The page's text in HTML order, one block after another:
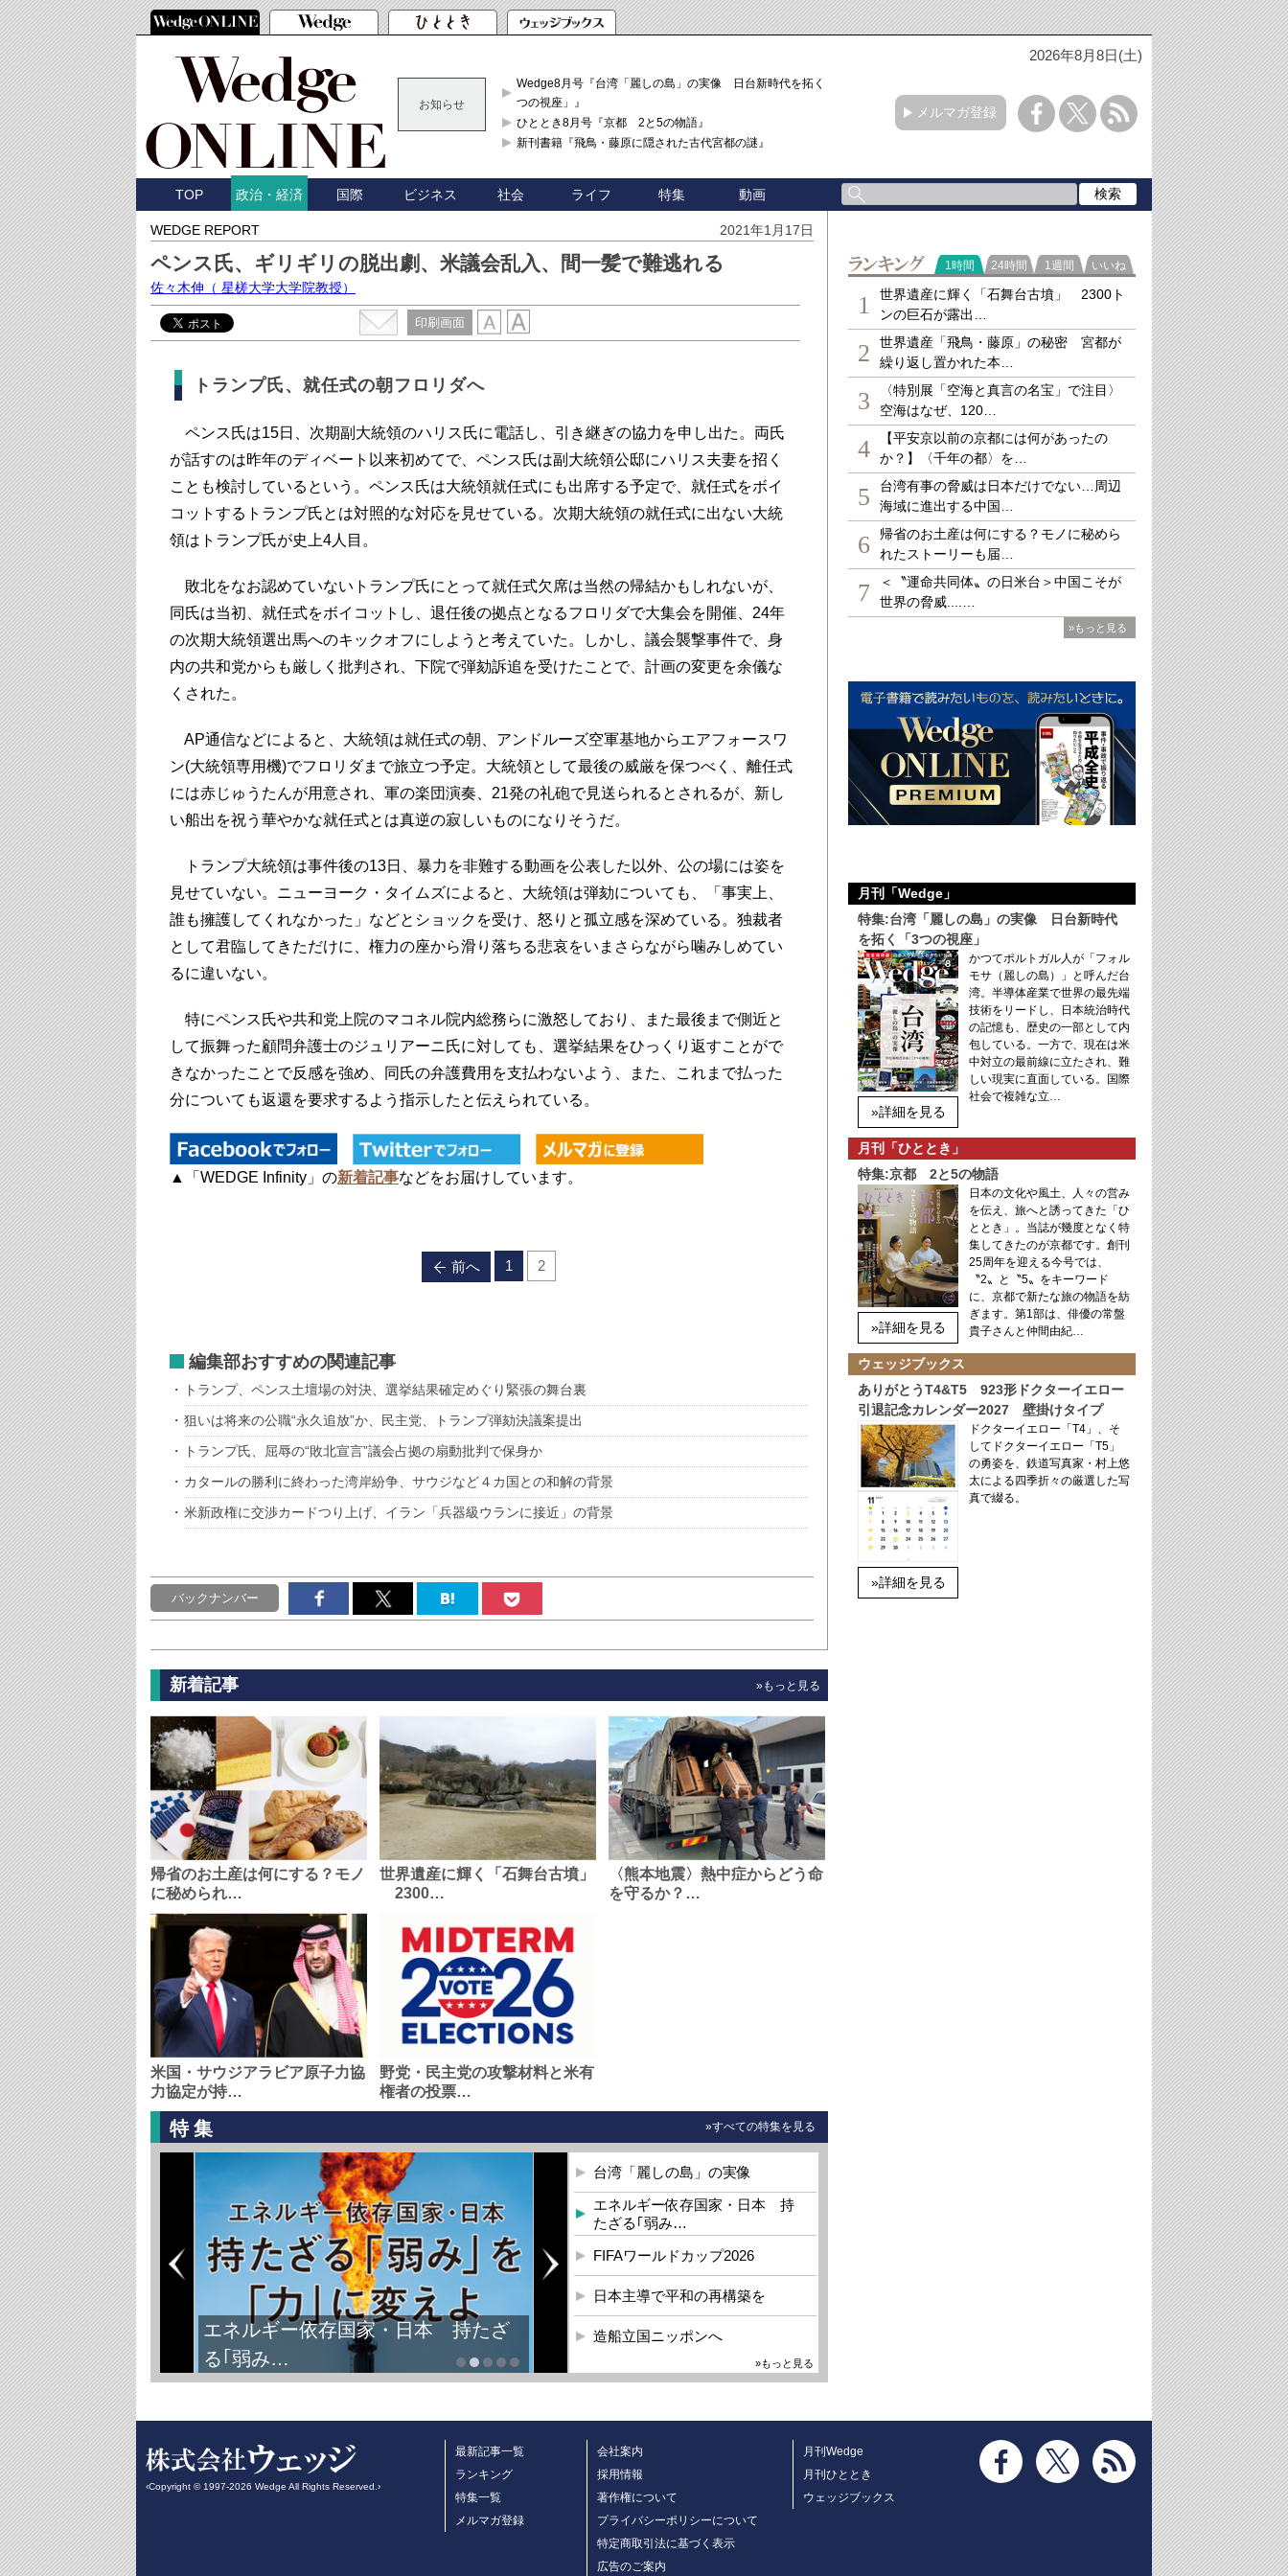
2026年8月8日(土)
お知らせ
Wedge8月号『台湾「麗しの島」の実像 日台新時代を拓く「3
つの視座」』
ひととき8月号『京都 2と5の物語』
新刊書籍『飛鳥・藤原に隠された古代宮都の謎』
メルマガ登録
TOP 政治・経済 国際 ビジネス 社会 ライフ 特集 動画
WEDGE REPORT 2021年1月17日
ペンス氏、ギリギリの脱出劇、米議会乱入、間一髪で難逃れる
佐々木伸 （ 星槎大学大学院教授）
印刷画面
トランプ氏、就任式の朝フロリダへ
ペンス氏は15日、次期副大統領のハリス氏に電話し、引き継ぎの協力を申し出た。両氏
が話すのは昨年のディベート以来初めてで、ペンス氏は副大統領公邸にハリス夫妻を招く
ことも検討しているという。ペンス氏は大統領就任式にも出席する予定で、就任式をボイ
コットするトランプ氏とは対照的な対応を見せている。次期大統領の就任式に出ない大統
領はトランプ氏が史上4人目。
敗北をなお認めていないトランプ氏にとって就任式欠席は当然の帰結かもしれないが、
同氏は当初、就任式をボイコットし、退任後の拠点となるフロリダで大集会を開催、24年
の次期大統領選出馬へのキックオフにしようと考えていた。しかし、議会襲撃事件で、身
内の共和党からも厳しく批判され、下院で弾劾訴追を受けたことで、計画の変更を余儀な
くされた。
AP通信などによると、大統領は就任式の朝、アンドルーズ空軍基地からエアフォースワ
ン(大統領専用機)でフロリダまで旅立つ予定。大統領として最後の威厳を保つべく、離任式
には赤じゅうたんが用意され、軍の楽団演奏、21発の礼砲で見送られるとされるが、新し
い船出を祝う華やかな就任式とは真逆の寂しいものになりそうだ。
トランプ大統領は事件後の13日、暴力を非難する動画を公表した以外、公の場には姿を
見せていない。ニューヨーク・タイムズによると、大統領は弾劾についても、「事実上、
誰も擁護してくれなかった」などとショックを受け、怒りと孤立感を深めている。独裁者
として君臨してきただけに、権力の座から滑り落ちる悲哀をいまさらながら噛みしめてい
るに違いない。
特にペンス氏や共和党上院のマコネル院内総務らに激怒しており、また最後まで側近と
して振舞った顧問弁護士のジュリアーニ氏に対しても、選挙結果をひっくり返すことがで
きなかったことで反感を強め、同氏の弁護費用を支払わないよう、また、これまで払った
分についても返還を要求するよう指示したと伝えられている。
▲「WEDGE Infinity」の新着記事などをお届けしています。
前へ 1 2
編集部おすすめの関連記事
トランプ、ペンス土壇場の対決、選挙結果確定めぐり緊張の舞台裏
狙いは将来の公職“永久追放”か、民主党、トランプ弾劾決議案提出
トランプ氏、屈辱の“敗北宣言”議会占拠の扇動批判で保身か
カタールの勝利に終わった湾岸紛争、サウジなど４カ国との和解の背景
米新政権に交渉カードつり上げ、イラン「兵器級ウランに接近」の背景
バックナンバー
新着記事 »もっと見る
帰省のお土産は何にする？モノ
に秘められ…
世界遺産に輝く「石舞台古墳」
2300…
〈熊本地震〉熱中症からどう命
を守るか？…
米国・サウジアラビア原子力協
力協定が持…
野党・民主党の攻撃材料と米有
権者の投票…
特集 »すべての特集を見る
エネルギー依存国家・日本 持たざ
る｢弱み…
台湾「麗しの島」の実像
エネルギー依存国家・日本 持
たざる｢弱み…
FIFAワールドカップ2026
日本主導で平和の再構築を
造船立国ニッポンへ
»もっと見る
ランキング
1時間 24時間 1週間 いいね
1
世界遺産に輝く「石舞台古墳」 2300ト
ンの巨石が露出…
2
世界遺産「飛鳥・藤原」の秘密 宮都が
繰り返し置かれた本…
3
〈特別展「空海と真言の名宝」で注目〉
空海はなぜ、120…
4
【平安京以前の京都には何があったの
か？】〈千年の都〉を…
5
台湾有事の脅威は日本だけでない…周辺
海域に進出する中国…
6
帰省のお土産は何にする？モノに秘めら
れたストーリーも届…
7
＜〝運命共同体〟の日米台＞中国こそが
世界の脅威....…
»もっと見る
月刊「Wedge」
特集:台湾「麗しの島」の実像 日台新時代
を拓く「3つの視座」
»詳細を見る
かつてポルトガル人が「フォル
モサ（麗しの島）」と呼んだ台
湾。半導体産業で世界の最先端
技術をリードし、日本統治時代
の記憶も、歴史の一部として内
包している。一方で、現在は米
中対立の最前線に立たされ、難
しい現実に直面している。国際
社会で複雑な立…
月刊「ひととき」
特集:京都 2と5の物語
»詳細を見る
日本の文化や風土、人々の営み
を伝え、旅へと誘ってきた「ひ
ととき」。当誌が幾度となく特
集してきたのが京都です。創刊
25周年を迎える今号では、
〝2〟と〝5〟をキーワード
に、京都で新たな旅の物語を紡
ぎます。第1部は、俳優の常盤
貴子さんと仲間由紀…
ウェッジブックス
ありがとうT4&T5 923形ドクターイエロー
引退記念カレンダー2027 壁掛けタイプ
»詳細を見る
ドクターイエロー「T4」、そ
してドクターイエロー「T5」
の勇姿を、鉄道写真家・村上悠
太による四季折々の厳選した写
真で綴る。
‹Copyright © 1997-2026 Wedge All Rights Reserved.›
最新記事一覧
ランキング
特集一覧
メルマガ登録
会社案内
採用情報
著作権について
プライバシーポリシーについて
特定商取引法に基づく表示
広告のご案内
月刊Wedge
月刊ひととき
ウェッジブックス